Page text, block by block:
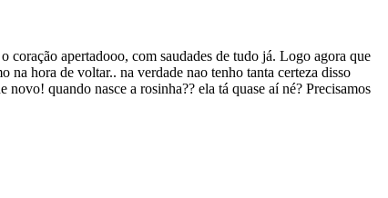
apertadooo, com saudades de tudo já. Logo agora que
hora de voltar.. na verdade nao tenho tanta certeza disso
quando nasce a rosinha?? ela tá quase aí né? Precisamos